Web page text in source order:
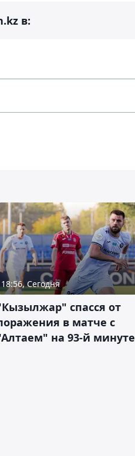
в:
18:56, Сегодня
спасся от
в матче с
на 93-й минуте